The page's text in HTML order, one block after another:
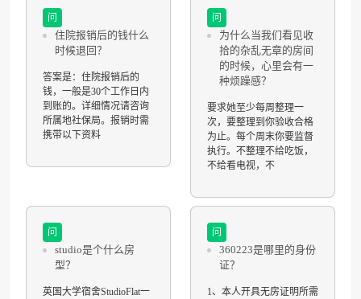
问
住院报销后的钱什么
时候退回？
答案是：住院报销后的
钱，一般是30个工作日内
到账的。详细情况请咨询
所属地社保局。报销时需
携带以下资料
问
为什么当我们看见收
拾的杂乱无章的房间
的时候，心里会有一
种烦躁感？
要求她至少每周整理一
次，要整理到你验收合格
为止。每个周末你要监督
执行。不整理不给吃饭，
不给看电视，不
问
studio是个什么房
型？
英国大学宿舍StudioFlat一
问
360223是哪里的身份
证？
1、本人开具无房证明所需